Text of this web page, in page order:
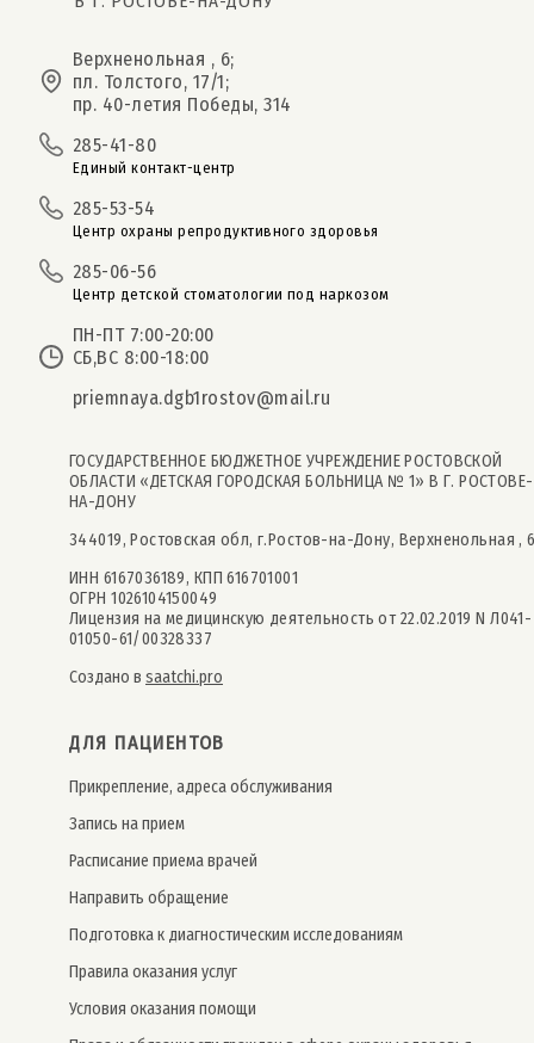
Верхненольная , 6;
пл. Толстого, 17/1;
пр. 40-летия Победы, 314
285-41-80
Единый контакт-центр
285-53-54
Центр охраны репродуктивного здоровья
285-06-56
Центр детской стоматологии под наркозом
ПН-ПТ 7:00-20:00
СБ,ВС 8:00-18:00
priemnaya.dgb1rostov@mail.ru
ГОСУДАРСТВЕННОЕ БЮДЖЕТНОЕ УЧРЕЖДЕНИЕ РОСТОВСКОЙ
ОБЛАСТИ «ДЕТСКАЯ ГОРОДСКАЯ БОЛЬНИЦА № 1» В Г. РОСТОВЕ-
НА-ДОНУ
344019, Ростовская обл, г.Ростов-на-Дону, Верхненольная ,
ИНН 6167036189, КПП 616701001
ОГРН 1026104150049
Лицензия на медицинскую деятельность от 22.02.2019 N Л041-
01050-61/00328337
Создано в saatchi.pro
ДЛЯ ПАЦИЕНТОВ
Прикрепление, адреса обслуживания
Запись на прием
Расписание приема врачей
Направить обращение
Подготовка к диагностическим исследованиям
Правила оказания услуг
Условия оказания помощи